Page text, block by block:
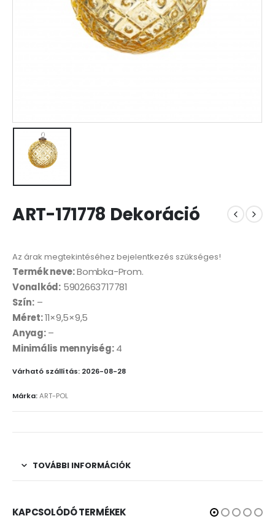
ART-171778 Dekoráció
Az árak megtekintéséhez bejelentkezés szükséges!
Termék neve:Bombka-Prom.
Vonalkód: 5902663717781
Szín:–
Méret:11×9,5×9,5
Anyag:–
Minimális mennyiség:4
Várható szállítás: 2026-08-28
Márka:ART-POL
TOVÁBBI INFORMÁCIÓK
KAPCSOLÓDÓ TERMÉKEK